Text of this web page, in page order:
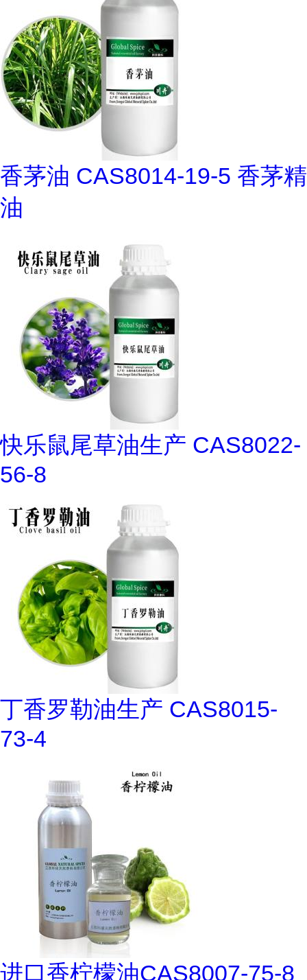
香茅油 CAS8014-19-5 香茅精
油
快乐鼠尾草油生产 CAS8022-
56-8
丁香罗勒油生产 CAS8015-
73-4
进口香柠檬油CAS8007-75-8